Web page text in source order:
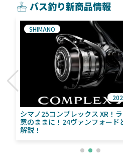
バス釣り新商品情報
シマノ25コンプレックス XR！
意のままに！24ヴァンフォード
解説！
SHIMANO